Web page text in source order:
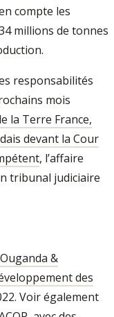
compte les
millions de tonnes
responsabilités
mois
la Terre France,
devant la Cour
, l’affaire
tribunal judiciaire
&
des
Voir également